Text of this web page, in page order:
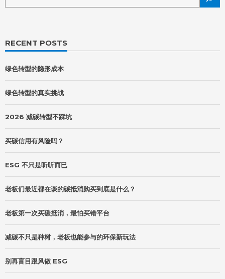
RECENT POSTS
绿色转型的隐形成本
绿色转型的真实挑战
2026 减碳转型不踩坑
买碳信用有风险吗？
ESG 不只是听听而已
老板们最近都在谈的碳抵消购买到底是什么？
老板第一次买碳抵消，最怕买错平台
减碳不只是种树，老板也能参与的环保新玩法
别再盲目跟风做 ESG